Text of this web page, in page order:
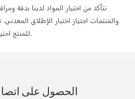
نتأكد من اختيار المواد لدينا بدقة
والمنتجات اجتياز اختبار الإطلاق
للمنتج احتياجات العملاء في الصناعة.
الحصول على